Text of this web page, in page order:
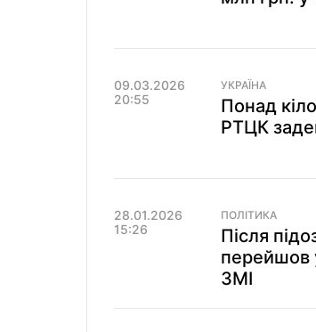
09.03.2026
20:55
УКРАЇНА
Понад
РТЦК
28.01.2026
15:26
ПОЛІТИКА
Після
перейшов
ЗМІ